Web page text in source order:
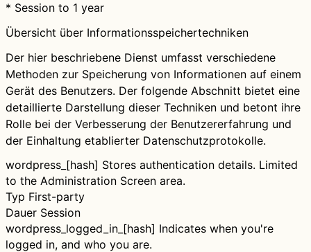
* Session to 1 year
Übersicht über Informationsspeichertechniken
Der hier beschriebene Dienst umfasst verschiedene
Methoden zur Speicherung von Informationen auf einem
Gerät des Benutzers. Der folgende Abschnitt bietet eine
detaillierte Darstellung dieser Techniken und betont ihre
Rolle bei der Verbesserung der Benutzererfahrung und
der Einhaltung etablierter Datenschutzprotokolle.
wordpress_[hash] Stores authentication details. Limited
to the Administration Screen area.
Typ First-party
Dauer Session
wordpress_logged_in_[hash] Indicates when you're
logged in, and who you are.